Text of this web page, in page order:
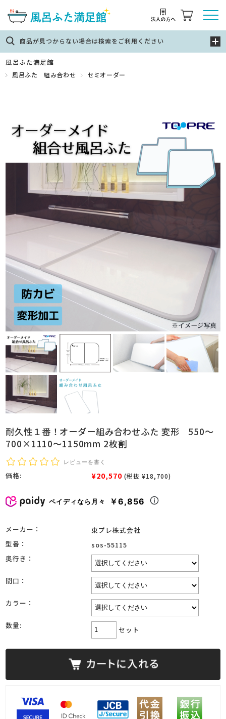
商品が見つからない場合は検索をご利用ください
風呂ふた満足館
風呂ふた 組み合わせ セミオーダー
耐久性１番！オーダー組み合わせふた 変形 550～
700×1110～1150mm 2枚割
レビューを書く
価格: ¥20,570 (税抜 ¥18,700)
ペイディなら月々 ￥6,856
メーカー：
東プレ株式会社
型番：
sos-55115
奥行き：
間口：
カラー：
数量: セット